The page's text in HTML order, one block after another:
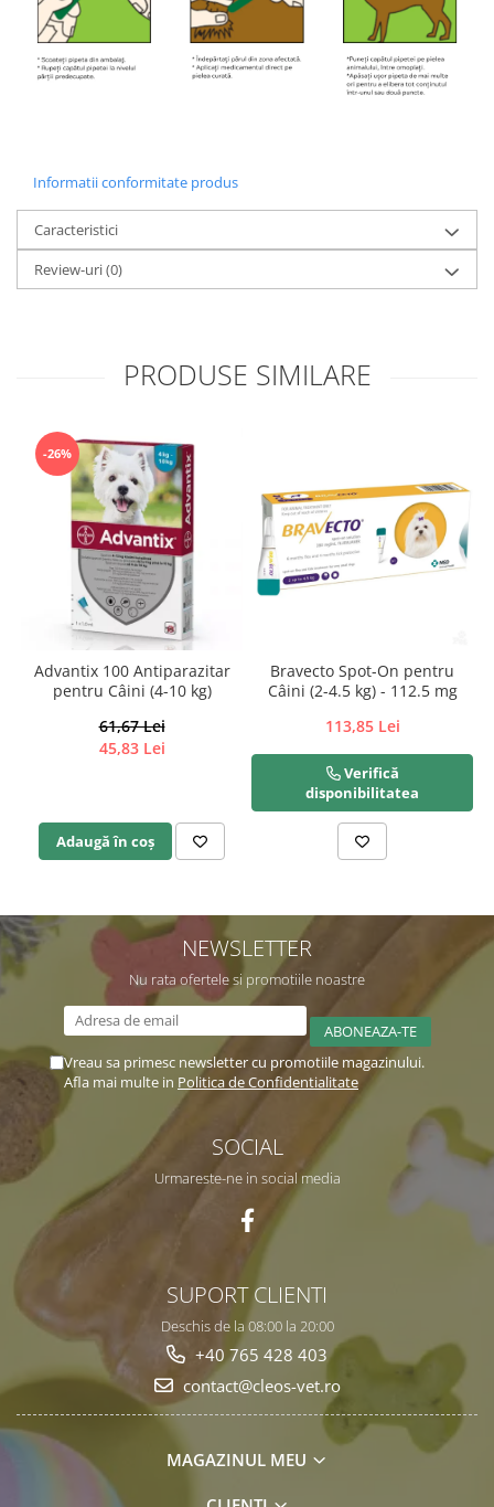
Informatii conformitate produs
Caracteristici
Review-uri(0)
PRODUSE SIMILARE
-26%
Advantix 100 Antiparazitar
pentru Câini (4-10 kg)
61,67 Lei
45,83 Lei
Adaugă în coș
Bravecto Spot-On pentru
Câini (2-4.5 kg) - 112.5 mg
113,85 Lei
Verifică
disponibilitatea
NEWSLETTER
Nu rata ofertele si promotiile noastre
Vreau sa primesc newsletter cu promotiile magazinului.
Afla mai multe in Politica de Confidentialitate
SOCIAL
Urmareste-ne in social media
SUPORT CLIENTI
Deschis de la 08:00 la 20:00
+40 765 428 403
contact@cleos-vet.ro
MAGAZINUL MEU